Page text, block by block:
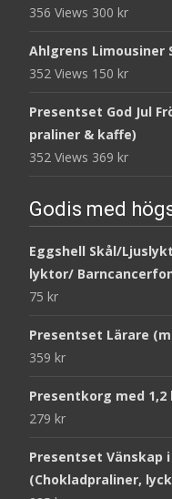
356 Views 300 kr
Ahlgrens Limousiner
352 Views 150 kr
Presentset God Jul
praliner & kaffe)
352 Views 369 kr
Godis med
Eggshell Skål/
lyktor/
75 kr
Presentset Lärare
359 kr
Presentkorg med 1,2
279 kr
Presentset Vänskap
(Chokladpraliner,